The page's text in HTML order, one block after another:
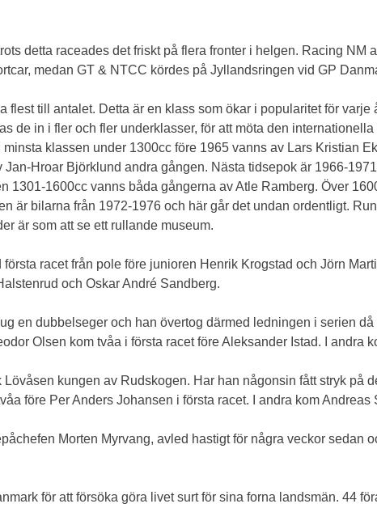
detta raceades det friskt på flera fronter i helgen. Racing
medan GT & NTCC kördes på Jyllandsringen vid GP
flest till antalet. Detta är en klass som ökar i popularitet för
de in i fler och fler underklasser, för att möta den
klassen under 1300cc före 1965 vanns av Lars Kristian
Hroar Björklund andra gången. Nästa tidsepok är 1966-
1301-1600cc vanns båda gångerna av Atle Ramberg. Över
är bilarna från 1972-1976 och här går det undan ordentligt.
är som att se ett rullande museum.
första racet från pole före junioren Henrik Krogstad och Jörn
och Oskar André Sandberg.
en dubbelseger och han övertog därmed ledningen i serien
Olsen kom tvåa i första racet före Aleksander Istad. I andra
Lövåsen kungen av Rudskogen. Har han någonsin fått stryk på
före Per Anders Johansen i första racet. I andra kom
Morten Myrvang, avled hastigt för några veckor sedan
för att försöka göra livet surt för sina forna landsmän. 44